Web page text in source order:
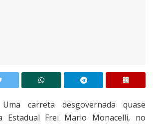
Uma carreta desgovernada quase
Estadual Frei Mario Monacelli, no